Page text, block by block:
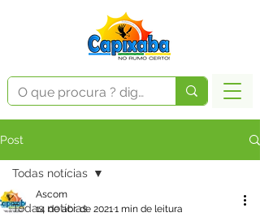
Post
Todas notícias
Todas notícias
Ascom
14 de abr. de 20211 min de leitura